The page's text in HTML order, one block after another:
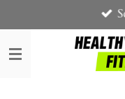
Hauptinhalt
springen